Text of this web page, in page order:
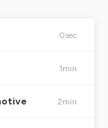
0sec
1min
2min